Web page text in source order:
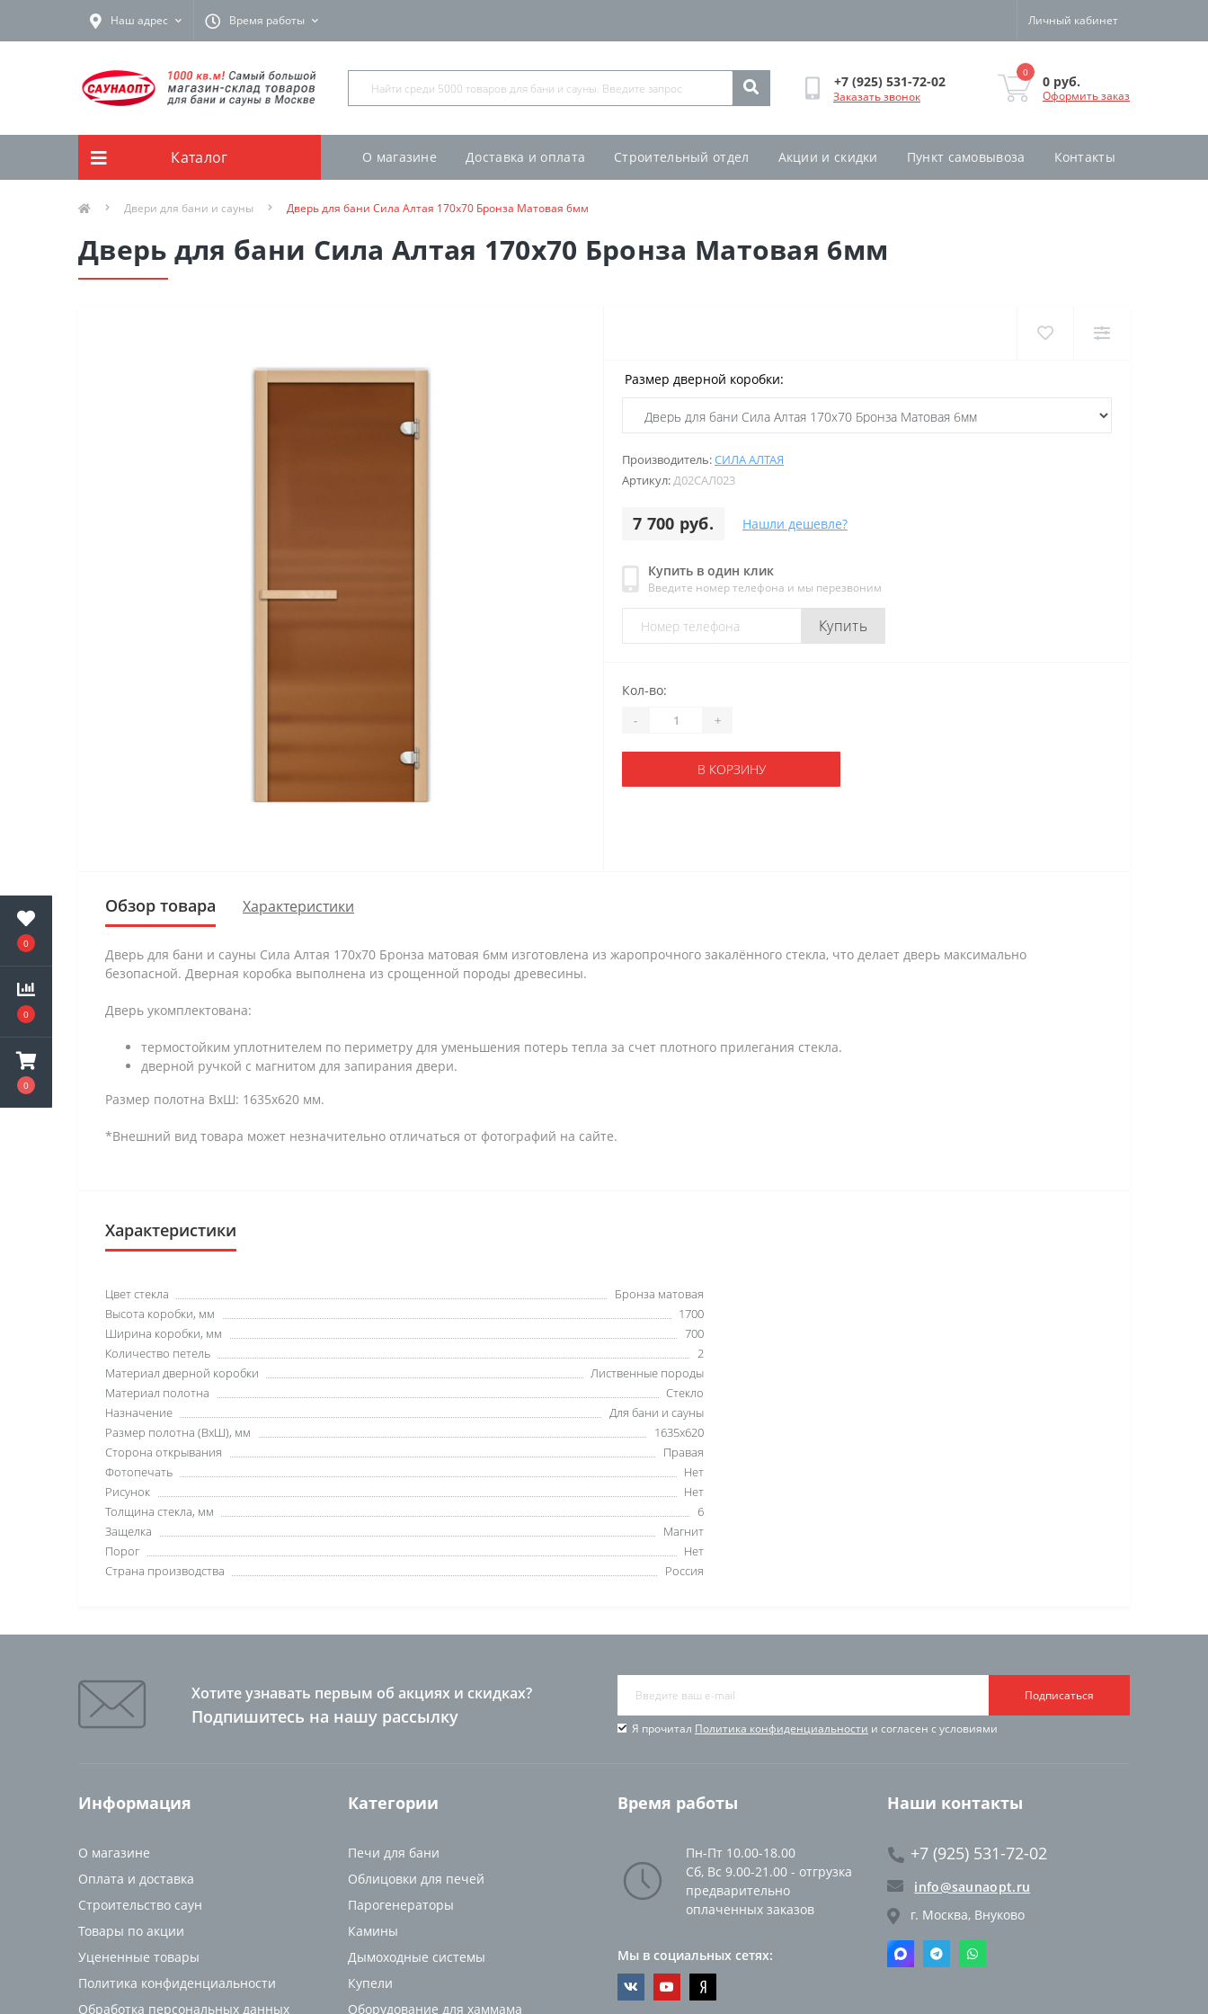
0
0
0
Наш адрес Время работы Личный кабинет
+7 (925) 531-72-02
Заказать звонок
0
0 руб.
Оформить заказ
Каталог О магазине Доставка и оплата Строительный отдел Акции и скидки Пункт самовывоза Контакты
Двери для бани и сауны Дверь для бани Сила Алтая 170х70 Бронза Матовая 6мм
Дверь для бани Сила Алтая 170х70 Бронза Матовая 6мм
Производитель:СИЛА АЛТАЯ
Артикул:Д02САЛ023
7 700 руб. Нашли дешевле?
Купить в один клик
Введите номер телефона и мы перезвоним
Купить
Размер дверной коробки:
Кол-во:
- +
В КОРЗИНУ
Обзор товара Характеристики
Дверь для бани и сауны Сила Алтая 170х70 Бронза матовая 6мм изготовлена из жаропрочного закалённого стекла, что делает дверь максимально
безопасной. Дверная коробка выполнена из срощенной породы древесины.
Дверь укомплектована:
термостойким уплотнителем по периметру для уменьшения потерь тепла за счет плотного прилегания стекла.
дверной ручкой с магнитом для запирания двери.
Размер полотна ВхШ: 1635х620 мм.
*Внешний вид товара может незначительно отличаться от фотографий на сайте.
Характеристики
Цвет стекла
Бронза матовая
Высота коробки, мм
1700
Ширина коробки, мм
700
Количество петель
2
Материал дверной коробки
Лиственные породы
Материал полотна
Стекло
Назначение
Для бани и сауны
Размер полотна (ВхШ), мм
1635х620
Сторона открывания
Правая
Фотопечать
Нет
Рисунок
Нет
Толщина стекла, мм
6
Защелка
Магнит
Порог
Нет
Страна производства
Россия
Хотите узнавать первым об акциях и скидках?
Подпишитесь на нашу рассылку
Подписаться
Я прочитал Политика конфиденциальности и согласен с условиями
Информация
О магазине
Оплата и доставка
Строительство саун
Товары по акции
Уцененные товары
Политика конфиденциальности
Обработка персональных данных
Категории
Печи для бани
Облицовки для печей
Парогенераторы
Камины
Дымоходные системы
Купели
Оборудование для хаммама
Время работы
Пн-Пт 10.00-18.00
Сб, Вс 9.00-21.00 - отгрузка
предварительно
оплаченных заказов
Мы в социальных сетях:
Наши контакты
+7 (925) 531-72-02
info@saunaopt.ru
г. Москва, Внуково